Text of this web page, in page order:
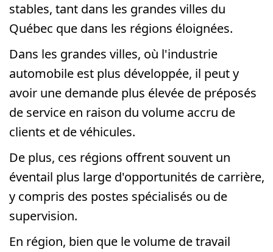
stables, tant dans les grandes villes du
Québec que dans les régions éloignées.
Dans les grandes villes, où l'industrie
automobile est plus développée, il peut y
avoir une demande plus élevée de préposés
de service en raison du volume accru de
clients et de véhicules.
De plus, ces régions offrent souvent un
éventail plus large d'opportunités de carrière,
y compris des postes spécialisés ou de
supervision.
En région, bien que le volume de travail